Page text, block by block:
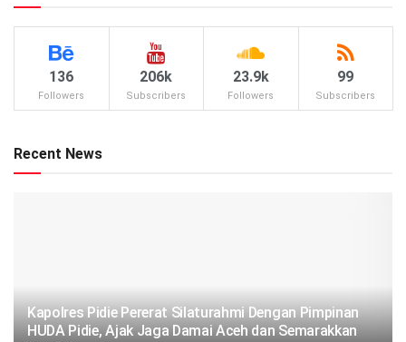
136
Followers
206k
Subscribers
23.9k
Followers
99
Subscribers
Recent News
‎‎Kapolres Pidie Pererat Silaturahmi Dengan Pimpinan
HUDA Pidie, Ajak Jaga Damai Aceh dan Semarakkan